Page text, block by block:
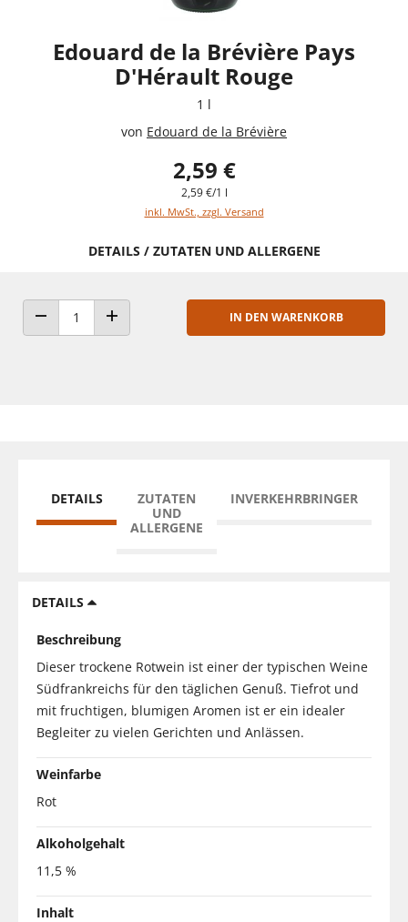
Edouard de la Brévière Pays
D'Hérault Rouge
1 l
von Edouard de la Brévière
2,59 €
2,59 €/1 l
inkl. MwSt., zzgl. Versand
DETAILS / ZUTATEN UND ALLERGENE
ANZAHL VERRINGERNANZAHL ERHÖHEN
IN DEN WARENKORB
DETAILS
ZUTATEN
UND
ALLERGENE
INVERKEHRBRINGER
DETAILS
Beschreibung
Dieser trockene Rotwein ist einer der typischen Weine
Südfrankreichs für den täglichen Genuß. Tiefrot und
mit fruchtigen, blumigen Aromen ist er ein idealer
Begleiter zu vielen Gerichten und Anlässen.
Weinfarbe
Rot
Alkoholgehalt
11,5 %
Inhalt